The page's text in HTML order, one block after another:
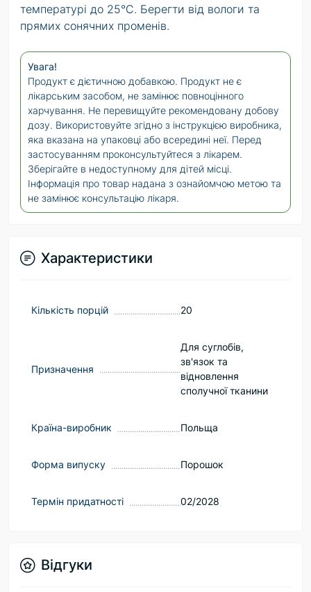
температурі до 25°C. Берегти від вологи та
прямих сонячних променів.
Увага!
Продукт є дієтичною добавкою. Продукт не є
лікарським засобом, не замінює повноцінного
харчування. Не перевищуйте рекомендовану добову
дозу. Використовуйте згідно з інструкцією виробника,
яка вказана на упаковці або всередині неї. Перед
застосуванням проконсультуйтеся з лікарем.
Зберігайте в недоступному для дітей місці.
Інформація про товар надана з ознайомчою метою та
не замінює консультацію лікаря.
Характеристики
Кількість порцій 20
Призначення
Для суглобів,
зв'язок та
відновлення
сполучної тканини
Країна-виробник Польща
Форма випуску Порошок
Термін придатності 02/2028
Відгуки